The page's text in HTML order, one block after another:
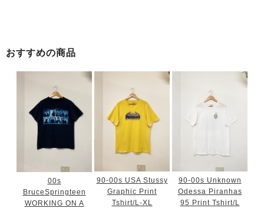
おすすめの商品
00s
BruceSpringteen
WORKING ON A
90-00s USA Stussy
Graphic Print
Tshirt/L-XL
90-00s Unknown
Odessa Piranhas
95 Print Tshirt/L